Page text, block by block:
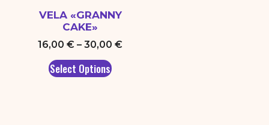
VELA «GRANNY
CAKE»
16,00€ –30,00€
Select Options